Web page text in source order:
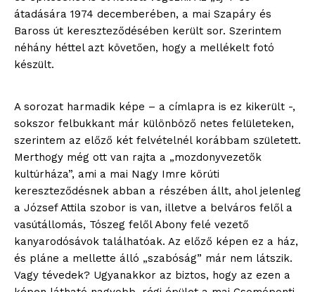
átadására 1974 decemberében, a mai Szapáry és
Baross út kereszteződésében került sor. Szerintem
néhány héttel azt követően, hogy a mellékelt fotó
készült.
A sorozat harmadik képe – a címlapra is ez kikerült -,
sokszor felbukkant már különböző netes felületeken,
szerintem az előző két felvételnél korábbam született.
Merthogy még ott van rajta a „mozdonyvezetők
kultúrháza”, ami a mai Nagy Imre körúti
kereszteződésnek abban a részében állt, ahol jelenleg
a József Attila szobor is van, illetve a belváros felől a
vasútállomás, Tószeg felől Abony felé vezető
kanyarodósávok találhatóak. Az előző képen ez a ház,
és pláne a mellette álló „szabóság” már nem látszik.
Vagy tévedek? Ugyanakkor az biztos, hogy az ezen a